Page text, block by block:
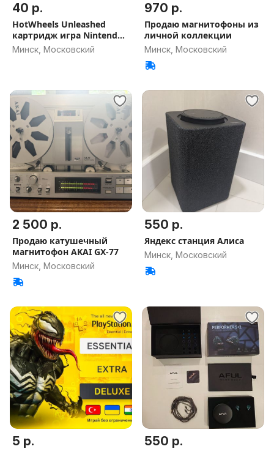
40 р.
HotWheels Unleashed
картридж игра Nintendo
Switch
Минск, Московский
970 р.
Продаю магнитофоны из
личной коллекции
Минск, Московский
2 500 р.
Продаю катушечный
магнитофон AKAI GX-77
Минск, Московский
550 р.
Яндекс станция Алиса
Минск, Московский
5 р. 550 р.